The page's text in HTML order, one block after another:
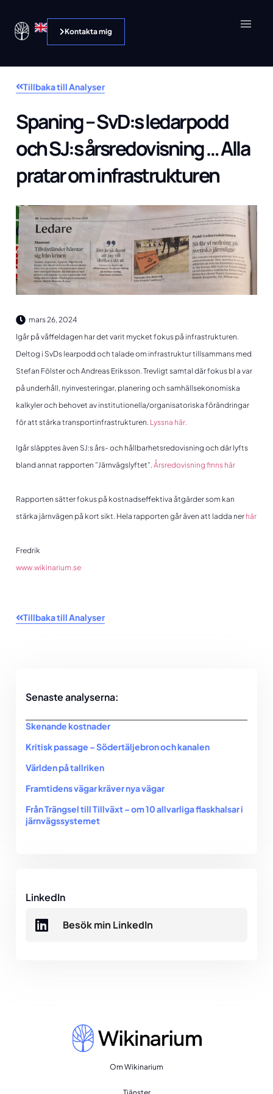
Kontakta mig
Tillbaka till Analyser
Spaning – SvD:s ledarpodd
och SJ:s årsredovisning … Alla
pratar om infrastrukturen
mars 26, 2024
Igår på våffeldagen har det varit mycket fokus på infrastrukturen.
Deltog i SvDs learpodd och talade om infrastruktur tillsammans med
Stefan Fölster och Andreas Eriksson. Trevligt samtal där fokus bl a var
på underhåll, nyinvesteringar, planering och samhällsekonomiska
kalkyler och behovet av institutionella/organisatoriska förändringar
för att stärka transportinfrastrukturen. Lyssna här.
Igår släpptes även SJ:s års- och hållbarhetsredovisning och där lyfts
bland annat rapporten ”Järnvägslyftet”. Årsredovisning finns här
Rapporten sätter fokus på kostnadseffektiva åtgärder som kan
stärka järnvägen på kort sikt. Hela rapporten går även att ladda ner här
Fredrik
www.wikinarium.se
Tillbaka till Analyser
Senaste analyserna:
Skenande kostnader
Kritisk passage – Södertäljebron och kanalen
Världen på tallriken
Framtidens vägar kräver nya vägar
Från Trängsel till Tillväxt – om 10 allvarliga flaskhalsar i
järnvägssystemet
LinkedIn
Besök min LinkedIn
Om Wikinarium